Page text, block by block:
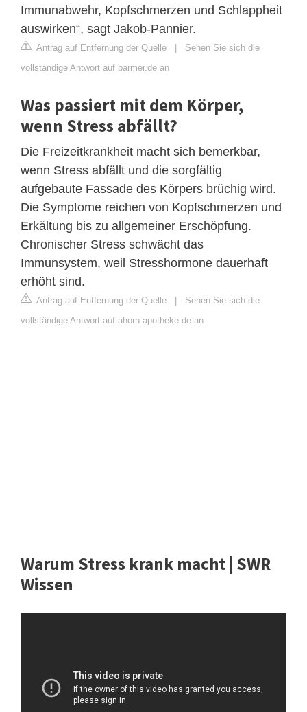
Immunabwehr, Kopfschmerzen und Schlappheit
auswirken“, sagt Jakob-Pannier.
Antrag auf Entfernung der Quelle
Sehen Sie sich die
vollständige Antwort auf barmer.de an
Was passiert mit dem Körper,
wenn Stress abfällt?
Die Freizeitkrankheit macht sich bemerkbar,
wenn Stress abfällt und die sorgfältig
aufgebaute Fassade des Körpers brüchig wird.
Die Symptome reichen von Kopfschmerzen und
Erkältung bis zu allgemeiner Erschöpfung.
Chronischer Stress schwächt das
Immunsystem, weil Stresshormone dauerhaft
erhöht sind.
Antrag auf Entfernung der Quelle
Sehen Sie sich die
vollständige Antwort auf ahorn-apotheke.de an
Warum Stress krank macht | SWR
Wissen